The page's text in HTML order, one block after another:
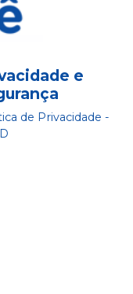
e
de Privacidade -